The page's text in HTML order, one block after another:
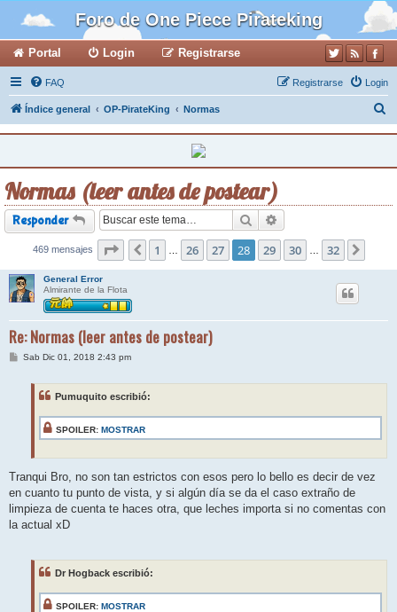
Foro de One Piece Pirateking
Portal Login Registrarse
FAQ Login
Registrarse
Índice general OP-PirateKing Normas
c
Normas (leer antes de postear)
Responder Buscar
469 mensajes Página28de32
Anterior
1 26 27 28 29 30 32
General Error
Almirante de la Flota
Re: Normas (leer antes de postear)
MSab Dic 01, 2018 2:43 pm
Pumuquito escribió:
SPOILER: MOSTRAR
Tranqui Bro, no son tan estrictos con esos pero lo bello es decir de vez
en cuanto tu punto de vista, y si algún día se da el caso extraño de
limpieza de cuenta te haces otra, que leches importa si no comentas con
la actual xD
Dr Hogback escribió:
SPOILER: MOSTRAR